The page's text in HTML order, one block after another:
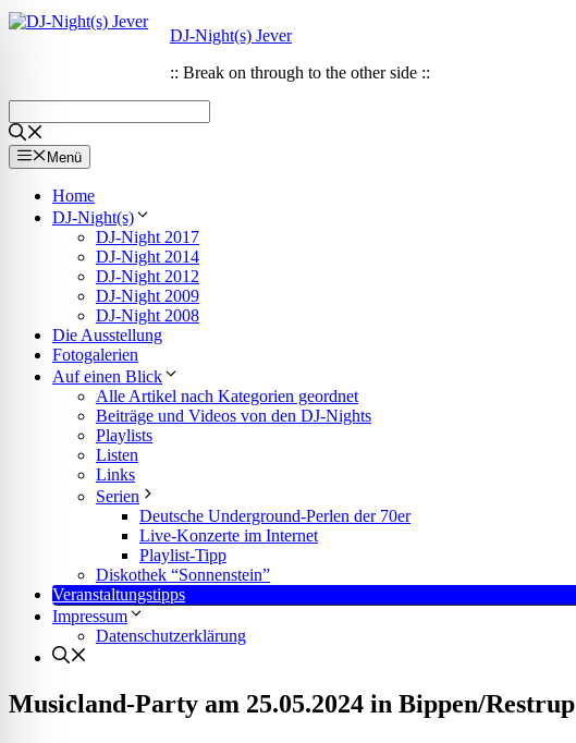
Zum
Zum
DJ-Night(s) Jever
:: Break on through to the other side ::
Menü
Home
DJ-Night(s)
DJ-Night 2017
DJ-Night 2014
DJ-Night 2012
DJ-Night 2009
DJ-Night 2008
Die Ausstellung
Fotogalerien
Auf einen Blick
Alle Artikel nach Kategorien geordnet
Beiträge und Videos von den DJ-Nights
Playlists
Listen
Links
Serien
Deutsche Underground-Perlen der 70er
Live-Konzerte im Internet
Playlist-Tipp
Diskothek “Sonnenstein”
Veranstaltungstipps
Impressum
Datenschutzerklärung
Musicland-Party am 25.05.2024 in Bippen/Restrup
Anfallsicherheit
freundlicher Modus